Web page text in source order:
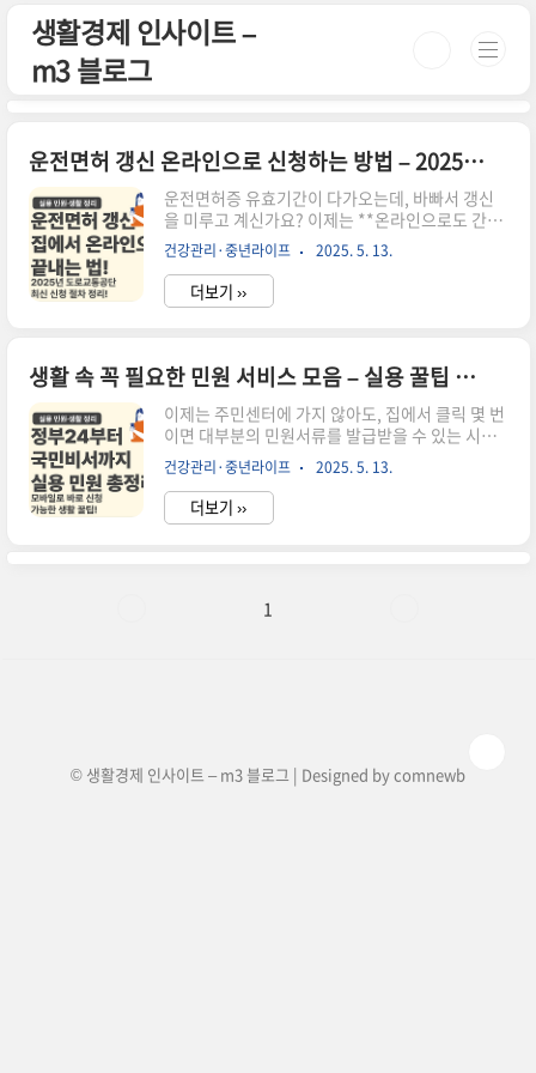
생활경제 인사이트 –
m3 블로그
운전면허 갱신 온라인으로 신청하는 방법 – 2025년 최신 가이드
운전면허증 유효기간이 다가오는데, 바빠서 갱신
을 미루고 계신가요? 이제는 **온라인으로도 간편
하게 운전면허 갱신을 신청**할 수 있어요.직접 운
전면허시험장에 가지 않아도 되고, 집에서 모바일
이나 PC로 신청부터 수령 방법 선택까지 한 번에
가능하답니다 😊📌 운전면허 갱신 대상자 확인아
경우✅ 10년 또는 5년 주기 갱신 대상 (적성검사 포
함)✅ 해외 체류, 질병 등으로 인해 시험장 방문이
어려운 경우✅ 온라인 신청 방법 (도로교통공단)1️⃣
도로교통공단 안전운전 통합민원 접속하기2️⃣ 로그
인 (공동인증서 또는 카카오 인증)3️⃣ '운전면허증
갱신 신청' 메뉴 선택4️⃣ 사진 파일 업로드 및 수령
방법 선택..
건강관리·중년라이프 2025. 5. 13.
더보기 ››
생활 속 꼭 필요한 민원 서비스 모음 – 실용 꿀팁 총정리
이제는 주민센터에 가지 않아도, 집에서 클릭 몇 번
이면 대부분의 민원서류를 발급받을 수 있는 시대
입니다. 정부24, 국민비서, 전자문서지갑, 모바일
운전면허증, 공영주차장 안내까지 생활과 밀접한
민원 서비스를 스마트폰으로 간편하게 이용할 수
있어요.이 글에서는 요즘 가장 많이 쓰이는 민원 서
명서 등 서류 모바일 발급🚗 운전면허 갱신 및 적성
건강관리·중년라이프 2025. 5. 13.
더보기 ››
1
© 생활경제 인사이트 – m3 블로그 | Designed bycomnewb